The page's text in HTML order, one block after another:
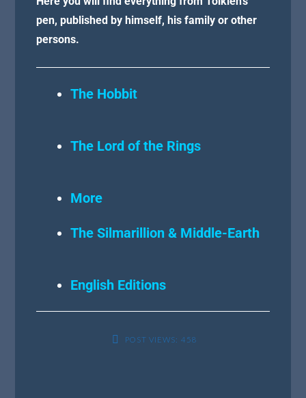
pen, published by himself, his family or other
persons.
The Hobbit
The Lord of the Rings
More
The Silmarillion & Middle-Earth
English Editions
POST VIEWS: 458